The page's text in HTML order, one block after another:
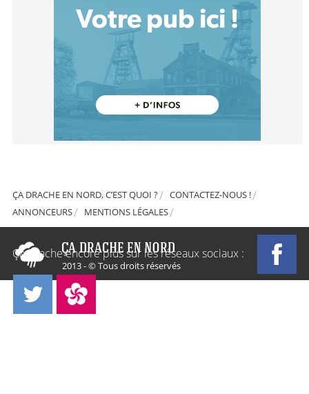
ÇA DRACHE EN NORD, C’EST QUOI ?
CONTACTEZ-NOUS !
ANNONCEURS
MENTIONS LÉGALES
2013 - © Tous droits réservés
Ça Drache encore plus sur les réseaux sociaux :